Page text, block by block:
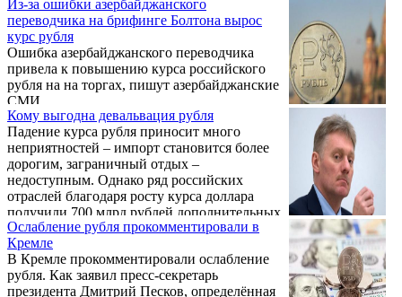
начинают задаваться вопросом, как
выгоднее перевести доллары в рубли, не
потратив денег на комиссию и сборы.
Рассмотрим официальные и надежные
способы, которые позволят провести
покупку без рисков и с небольшими
затратами на https://tacticinvest.ru/kak-
perevesti-dol ...
Из-за ошибки азербайджанского
переводчика на брифинге Болтона вырос
курс рубля
Ошибка азербайджанского переводчика
привела к повышению курса российского
рубля на на торгах, пишут азербайджанские
СМИ.
Кому выгодна девальвация рубля
Падение курса рубля приносит много
неприятностей – импорт становится более
дорогим, заграничный отдых –
недоступным. Однако ряд российских
отраслей благодаря росту курса доллара
получили 700 млрд рублей дополнительных
доходов, подчеркивает помощник
президента РФ Андрей Белоусов. Кому же
выгодно падение курса российской
валюты?
Ослабление рубля прокомментировали в
Кремле
В Кремле прокомментировали ослабление
рубля. Как заявил пресс-секретарь
президента Дмитрий Песков, определённая